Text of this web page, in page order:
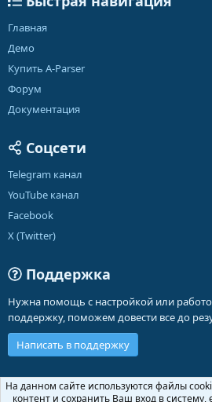
Главная
Демо
Купить A-Parser
Форум
Документация
Соцсети
Telegram канал
YouTube канал
Facebook
X (Twitter)
Поддержка
Нужна помощь с настройкой или
поддержку, поможем довести все до
Написать в поддержку
Russian (RU)
На данном сайте используются файлы
контент и сохранить Ваш вход в систему,